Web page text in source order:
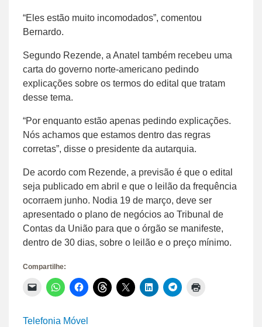
“Eles estão muito incomodados”, comentou
Bernardo.
Segundo Rezende, a Anatel também recebeu uma
carta do governo norte-americano pedindo
explicações sobre os termos do edital que tratam
desse tema.
“Por enquanto estão apenas pedindo explicações.
Nós achamos que estamos dentro das regras
corretas”, disse o presidente da autarquia.
De acordo com Rezende, a previsão é que o edital
seja publicado em abril e que o leilão da frequência
ocorraem junho. Nodia 19 de março, deve ser
apresentado o plano de negócios ao Tribunal de
Contas da União para que o órgão se manifeste,
dentro de 30 dias, sobre o leilão e o preço mínimo.
Compartilhe:
Clique
para
link
por
Clique
para
WhatsApp(abre
em
Clique
para
Facebook(abre
em
Clique
para
Clique
para
Clique
para
Clique
para
Telefonia Móvel